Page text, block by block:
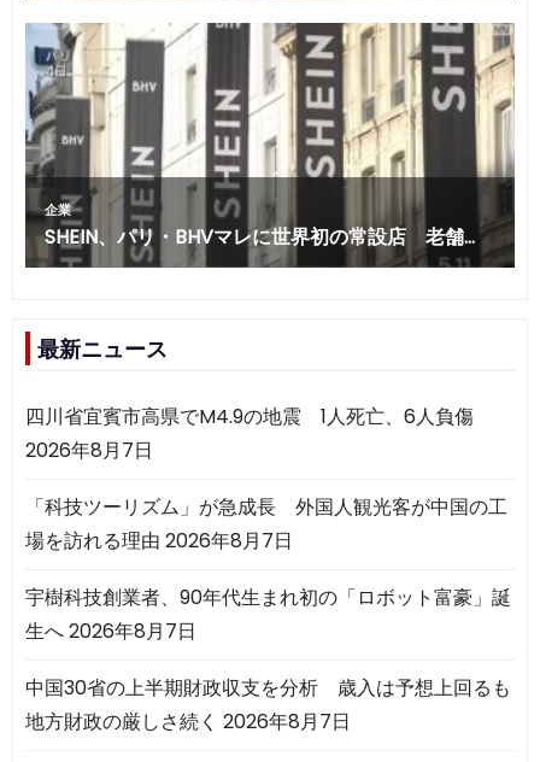
最新ニュース
四川省宜賓市高県でM4.9の地震 1人死亡、6人負傷
2026年8月7日
「科技ツーリズム」が急成長 外国人観光客が中国の工
場を訪れる理由 2026年8月7日
宇樹科技創業者、90年代生まれ初の「ロボット富豪」誕
生へ2026年8月7日
中国30省の上半期財政収支を分析 歳入は予想上回るも
地方財政の厳しさ続く 2026年8月7日